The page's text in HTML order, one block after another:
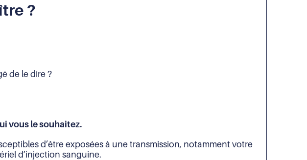
?
de le dire ?
vous le souhaitez.
d’être exposées à une transmission, notamment votre
d’injection sanguine.